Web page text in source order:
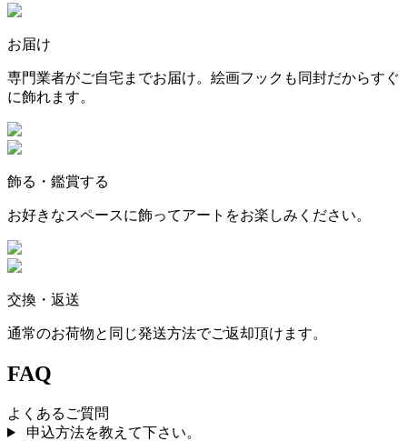
お届け
専門業者がご自宅までお届け。絵画フックも同封だからすぐ
に飾れます。
飾る・鑑賞する
お好きなスペースに飾ってアートをお楽しみください。
交換・返送
通常のお荷物と同じ発送方法でご返却頂けます。
FAQ
よくあるご質問
申込方法を教えて下さい。